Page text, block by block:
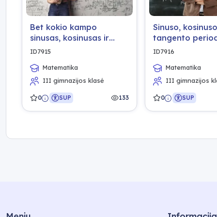
Bet kokio kampo
sinusas, kosinusas ir
tangentas, tikslios ir
ID7915
Matematika
III gimnazijos klasė
0 SUP 133
Sinuso,
tangento
ir lyginumas
ID7916
Matematika
III gimnazijos
0 SUP